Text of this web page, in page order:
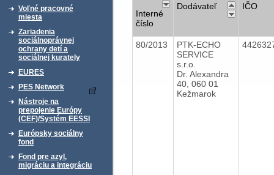
Voľné pracovné
miesta
Zariadenia
sociálnoprávnej
ochrany detí a
sociálnej kurately
EURES
PES Network
Nástroje na
prepojenie Európy
(CEF)/Systém EESSI
Európsky sociálny
fond
Fond pre azyl,
migráciu a integráciu
Interné
číslo
Dodávateľ IČO
80/2013
PTK-ECHO
SERVICE
s.r.o.
Dr. Alexandra
40, 060 01
Kežmarok